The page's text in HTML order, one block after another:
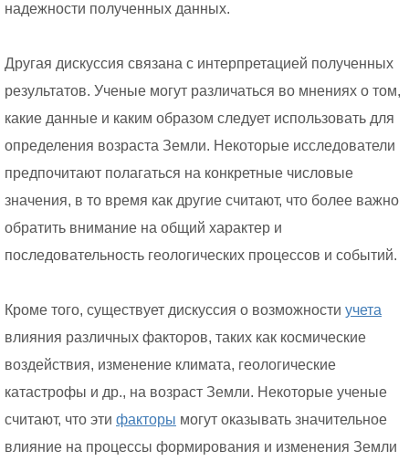
надежности полученных данных.
Другая дискуссия связана с интерпретацией полученных
результатов. Ученые могут различаться во мнениях о том,
какие данные и каким образом следует использовать для
определения возраста Земли. Некоторые исследователи
предпочитают полагаться на конкретные числовые
значения, в то время как другие считают, что более важно
обратить внимание на общий характер и
последовательность геологических процессов и событий.
Кроме того, существует дискуссия о возможности учета
влияния различных факторов, таких как космические
воздействия, изменение климата, геологические
катастрофы и др., на возраст Земли. Некоторые ученые
считают, что эти факторы могут оказывать значительное
влияние на процессы формирования и изменения Земли